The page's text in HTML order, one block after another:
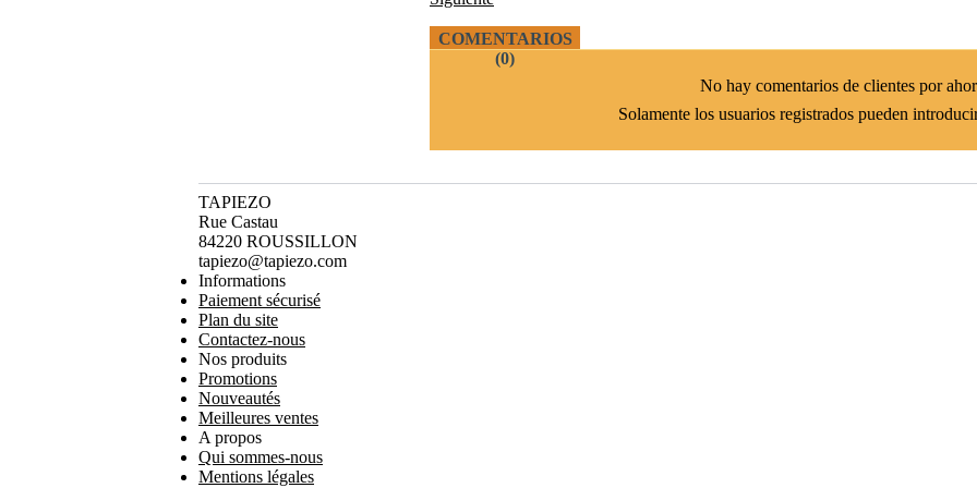
COMENTARIOS
(0)
No hay comentarios de clientes por
Solamente los usuarios registrados pueden
TAPIEZO
Rue Castau
84220 ROUSSILLON
tapiezo@tapiezo.com
Informations
Paiement sécurisé
Plan du site
Contactez-nous
Nos produits
Promotions
Nouveautés
Meilleures ventes
A propos
Qui sommes-nous
Mentions légales